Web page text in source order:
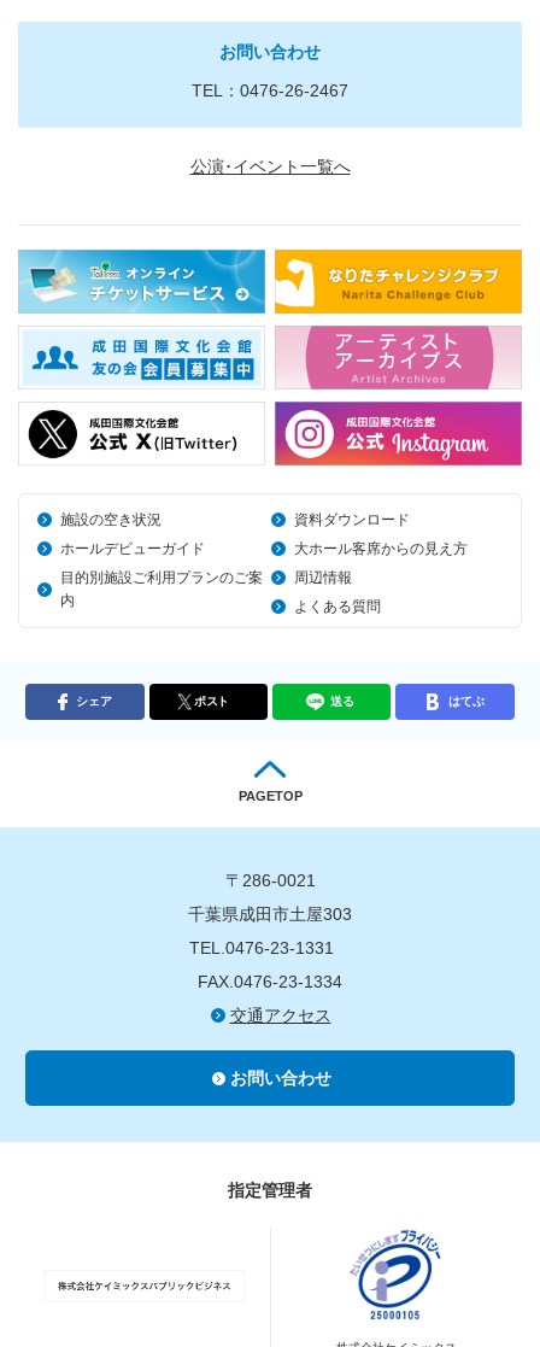
お問い合わせ
TEL：0476-26-2467
公演･イベント一覧へ
施設の空き状況
資料ダウンロード
ホールデビューガイド
大ホール客席からの見え方
目的別施設ご利用プランのご案
内
周辺情報
よくある質問
シェア ポスト 送る はてぶ
PAGETOP
〒286-0021
千葉県成田市土屋303
TEL.0476-23-1331
FAX.0476-23-1334
交通アクセス
お問い合わせ
指定管理者